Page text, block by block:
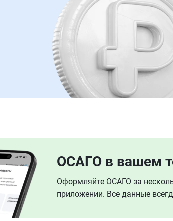
ОСАГО в вашем
Оформляйте ОСАГО за
приложении. Все данные